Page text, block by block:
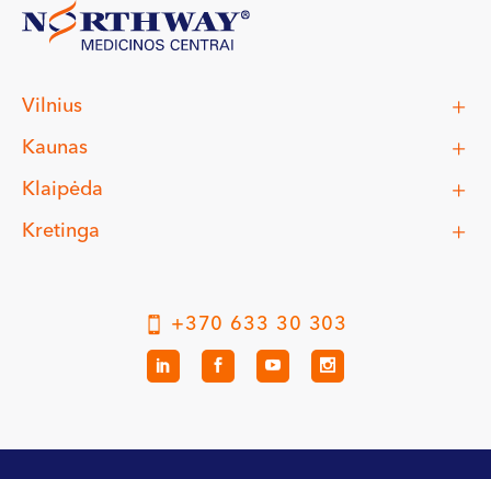
Vilnius
Kaunas
Klaipėda
Kretinga
+370 633 30 303